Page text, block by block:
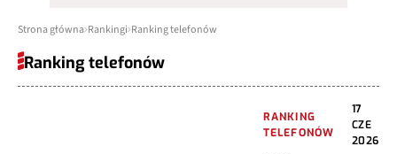
Strona główna Rankingi Ranking telefonów
Ranking telefonów
RANKING
TELEFONÓW
17
CZE
2026